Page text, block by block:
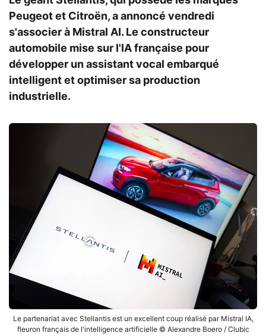
Peugeot et Citroën, a annoncé vendredi
s'associer à Mistral AI. Le constructeur
automobile mise sur l'IA française pour
développer un assistant vocal embarqué
intelligent et optimiser sa production
industrielle.
Le partenariat avec Stellantis est un excellent coup réalisé par Mistral IA,
fleuron français de l'intelligence artificielle © Alexandre Boero / Clubic